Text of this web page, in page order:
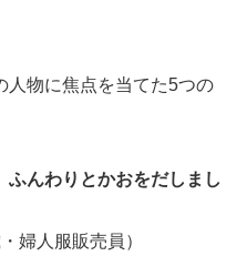
人物に焦点を当てた5つの
んわりとかおをだしまし
婦人服販売員）